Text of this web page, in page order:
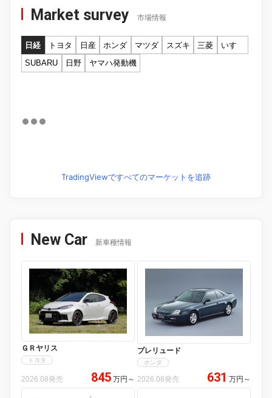
Market survey 市場情報
日経 トヨタ 日産 ホンダ マツダ スズキ 三菱
いすゞ
SUBARU
日野 ヤマハ発動機
TradingViewですべてのマーケットを追跡
New Car 新車種情報
ＧＲヤリス
トヨタ
2026.08発売 845 万円 ～
プレリュード
ホンダ
2026.08発売 631 万円 ～